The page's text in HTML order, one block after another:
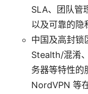
SLA、团队管
以及可靠的隐
中国及高封锁
Stealth/混淆
务器等特性的
NordVPN 等